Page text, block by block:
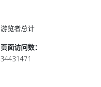
游览者总计
页面访问数：
34431471